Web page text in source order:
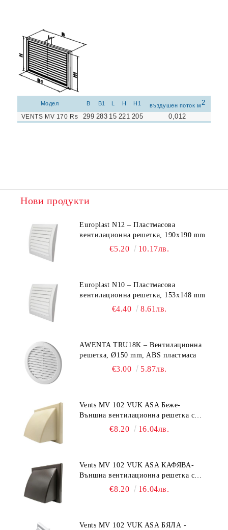
Модел B B1 L H H1 въздушен поток м2
VENTS MV 170 Rs 299 283 15 221 205 0,012
Нови продукти
Europlast N12 – Пластмасова
вентилационна решетка, 190x190 mm
€5.20 10.17лв.
Europlast N10 – Пластмасова
вентилационна решетка, 153x148 mm
€4.40 8.61лв.
AWENTA TRU18K – Вентилационна
решетка, Ø150 mm, ABS пластмаса
€3.00 5.87лв.
Vents MV 102 VUK ASA Беже-
Външна вентилационна решетка с
гравитачна клапа Ø 100, Ø 125,
€8.20 16.04лв.
Vents MV 102 VUK ASA КАФЯВА-
Външна вентилационна решетка с
гравитачна клапа Ø 100, Ø 125,
€8.20 16.04лв.
Vents MV 102 VUK ASA БЯЛА -